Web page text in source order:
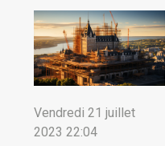
Vendredi 21 juillet
2023 22:04